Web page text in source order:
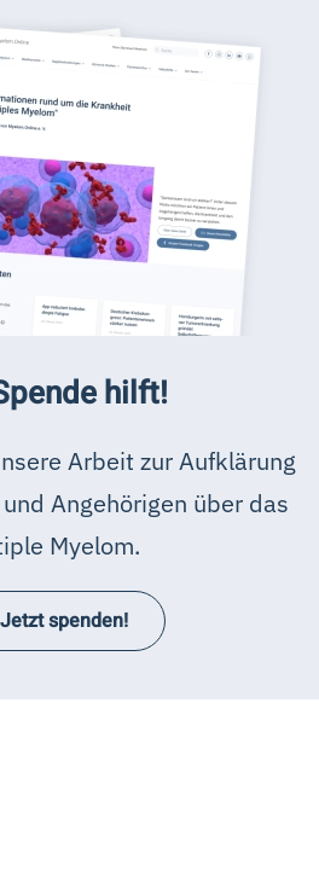
hilft!
Arbeit zur Aufklärung
Angehörigen über das
Myelom.
Jetzt spenden!